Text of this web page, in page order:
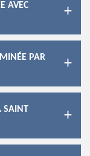
AVEC
PAR
SAINT